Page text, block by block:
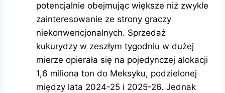
potencjalnie obejmując większe niż zwykle
zainteresowanie ze strony graczy
niekonwencjonalnych. Sprzedaż
kukurydzy w zeszłym tygodniu w dużej
mierze opierała się na pojedynczej alokacji
1,6 miliona ton do Meksyku, podzielonej
między lata 2024-25 i 2025-26. Jednak